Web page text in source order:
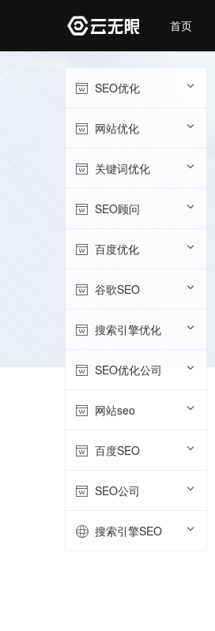
首页
SEO优化
网站优化
关键词优化
SEO顾问
百度优化
谷歌SEO
搜索引擎优化
SEO优化公司
网站seo
百度SEO
SEO公司
搜索引擎SEO